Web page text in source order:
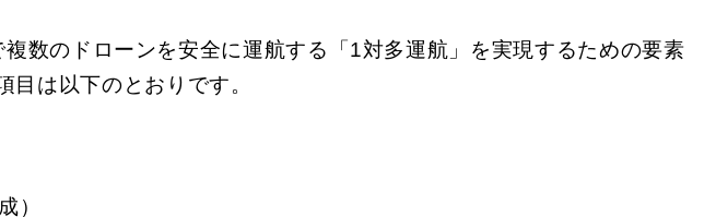
数のドローンを安全に運航する「1対多運航」を実現するための要素
は以下のとおりです。
）